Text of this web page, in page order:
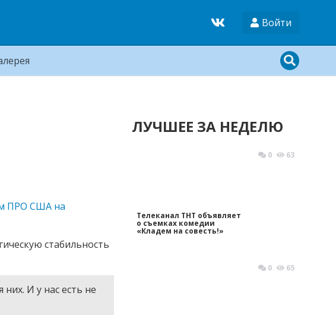
Войти
ПРО США на
стабильность
них. И у нас есть не
ЛУЧШЕЕ ЗА НЕДЕЛЮ
Телеканал ТНТ объявляет
о съемках комедии
«Кладем на совесть!»
0 63
0 65